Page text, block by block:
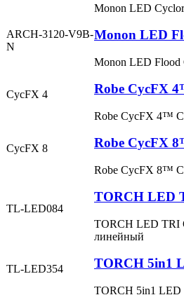
Monon LED
ARCH-3120-V9B-
N
Monon LED
Monon LED Flood
CycFX 4 Robe CycFX
Robe CycFX 4™
CycFX 8 Robe CycFX
Robe CycFX 8™
TL-LED084
TORCH LED
TORCH LED TRI
линейный
TL-LED354 TORCH 5in1
TORCH 5in1 LED